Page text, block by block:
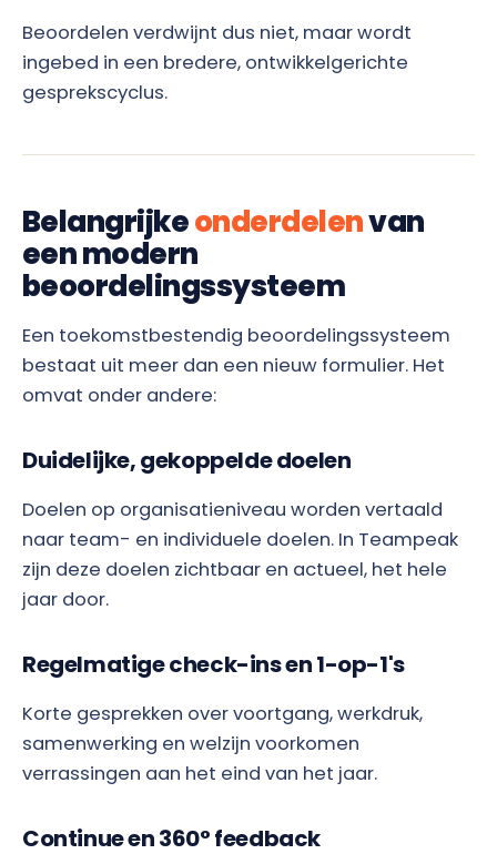
Beoordelen verdwijnt dus niet, maar wordt
ingebed in een bredere, ontwikkelgerichte
gesprekscyclus.
Belangrijkeonderdelenvan
een modern
beoordelingssysteem
Een toekomstbestendig beoordelingssysteem
bestaat uit meer dan een nieuw formulier. Het
omvat onder andere:
Duidelijke, gekoppelde doelen
Doelen op organisatieniveau worden vertaald
naar team- en individuele doelen. In Teampeak
zijn deze doelen zichtbaar en actueel, het hele
jaar door.
Regelmatige check-ins en 1-op-1's
Korte gesprekken over voortgang, werkdruk,
samenwerking en welzijn voorkomen
verrassingen aan het eind van het jaar.
Continue en 360° feedback